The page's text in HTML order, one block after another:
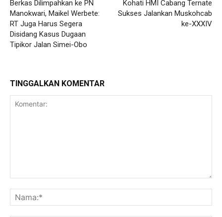
Berkas Dilimpahkan ke PN
Manokwari, Maikel Werbete:
RT Juga Harus Segera
Disidang Kasus Dugaan
Tipikor Jalan Simei-Obo
Kohati HMI Cabang Ternate
Sukses Jalankan Muskohcab
ke-XXXIV
TINGGALKAN KOMENTAR